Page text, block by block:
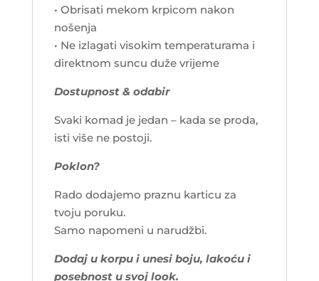
• Obrisati mekom krpicom nakon
nošenja
• Ne izlagati visokim temperaturama i
direktnom suncu duže vrijeme
Dostupnost & odabir
Svaki komad je jedan – kada se proda,
isti više ne postoji.
Poklon?
Rado dodajemo praznu karticu za
tvoju poruku.
Samo napomeni u narudžbi.
Dodaj u korpu i unesi boju, lakoću i
posebnost u svoj look.